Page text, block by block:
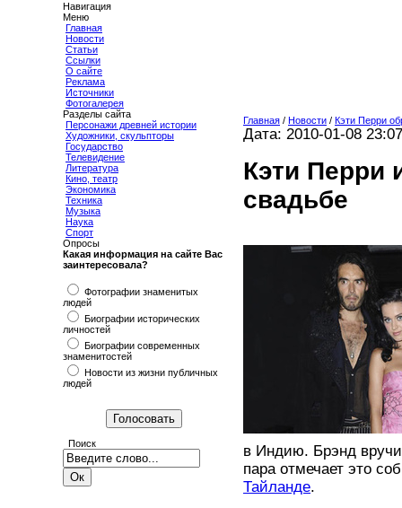
Навигация
Меню
Главная
Новости
Статьи
Ссылки
О сайте
Реклама
Источники
Фотогалерея
Разделы сайта
Персонажи древней истории
Художники, скульпторы
Государство
Телевидение
Литература
Кино, театр
Экономика
Техника
Музыка
Наука
Спорт
Опросы
Какая информация на сайте Вас
заинтересовала?
Фотографии знаменитых
людей
Биографии исторических
личностей
Биографии современных
знаменитостей
Новости из жизни публичных
людей
Поиск
Главная / Новости / Кэти Перри
Дата: 2010-01-08 23:07
Кэти Перри
свадьбе
в Индию. Брэнд
пара отмечает это
Тайланде.